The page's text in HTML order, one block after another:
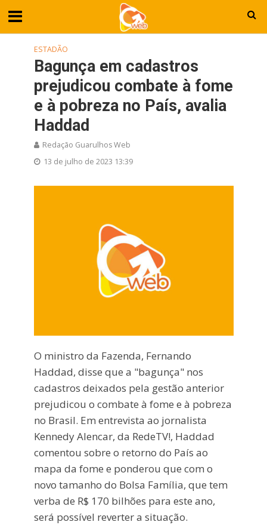
ESTADÃO
Bagunça em cadastros
prejudicou combate à fome
e à pobreza no País, avalia
Haddad
Redação Guarulhos Web
13 de julho de 2023 13:39
O ministro da Fazenda, Fernando
Haddad, disse que a "bagunça" nos
cadastros deixados pela gestão anterior
prejudicou o combate à fome e à pobreza
no Brasil. Em entrevista ao jornalista
Kennedy Alencar, da RedeTV!, Haddad
comentou sobre o retorno do País ao
mapa da fome e ponderou que com o
novo tamanho do Bolsa Família, que tem
verba de R$ 170 bilhões para este ano,
será possível reverter a situação.